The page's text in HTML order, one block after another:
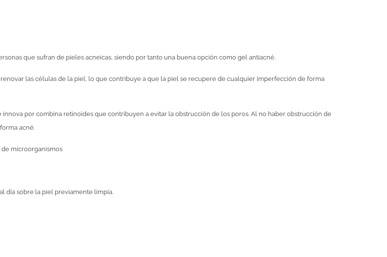
que sufran de pieles acneicas, siendo por tanto una buena opción como gel antiacné.
las células de la piel, lo que contribuye a que la piel se recupere de cualquier imperfección de forma
por combina retinoides que contribuyen a evitar la obstrucción de los poros. Al no haber obstrucción de
acné.
de microorganismos
día sobre la piel previamente limpia.